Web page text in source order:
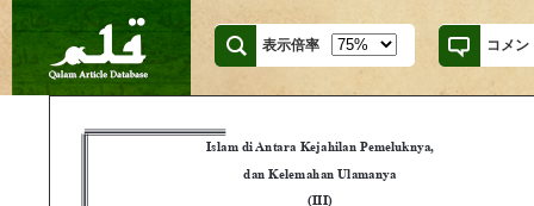
表示倍率 コメン